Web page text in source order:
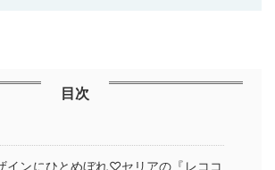
目次
インにひとめぼれ♡セリアの『レココ